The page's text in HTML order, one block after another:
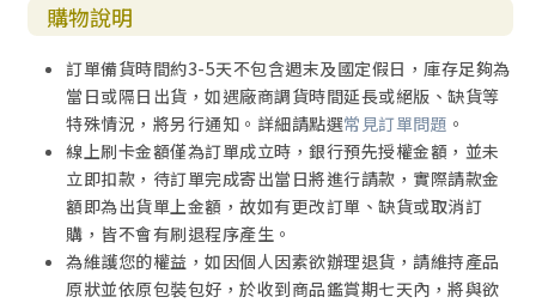
購物說明
訂單備貨時間約3-5天不包含週末及國定假日，庫存足夠為
當日或隔日出貨，如遇廠商調貨時間延長或絕版、缺貨等
特殊情況，將另行通知。詳細請點選常見訂單問題 。
線上刷卡金額僅為訂單成立時，銀行預先授權金額，並未
立即扣款，待訂單完成寄出當日將進行請款，實際請款金
額即為出貨單上金額，故如有更改訂單、缺貨或取消訂
購，皆不會有刷退程序產生。
為維護您的權益，如因個人因素欲辦理退貨，請維持產品
原狀並依原包裝包好，於收到商品鑑賞期七天內，將與欲